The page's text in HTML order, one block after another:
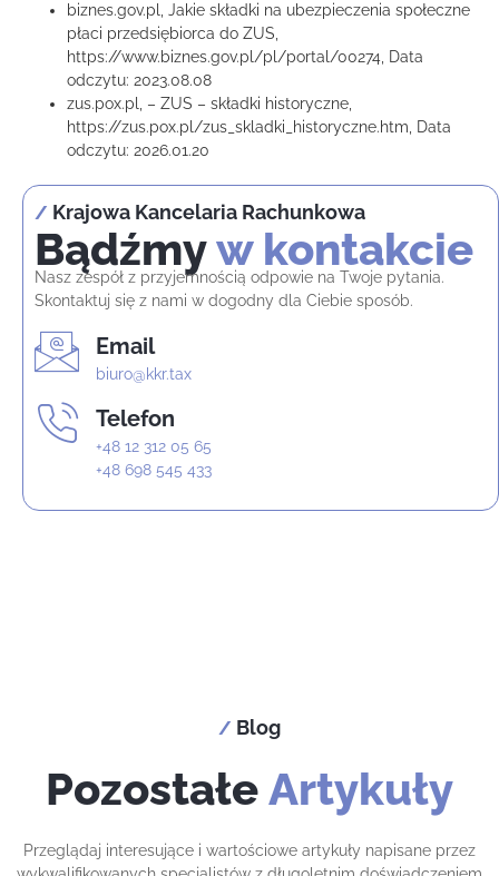
biznes.gov.pl, Jakie składki na ubezpieczenia społeczne
płaci przedsiębiorca do ZUS,
https://www.biznes.gov.pl/pl/portal/00274, Data
odczytu: 2023.08.08
zus.pox.pl, – ZUS – składki historyczne,
https://zus.pox.pl/zus_skladki_historyczne.htm, Data
odczytu: 2026.01.20
/ Krajowa Kancelaria Rachunkowa
Bądźmyw kontakcie
Nasz zespół z przyjemnością odpowie na Twoje pytania.
Skontaktuj się z nami w dogodny dla Ciebie sposób.
Email
biuro@kkr.tax
Telefon
+48 12 312 05 65
+48 698 545 433
/ Blog
PozostałeArtykuły
Przeglądaj interesujące i wartościowe artykuły napisane przez